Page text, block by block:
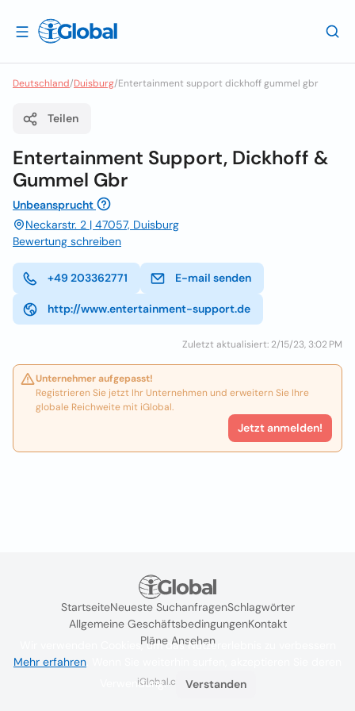
Deutschland/Duisburg/Entertainment support dickhoff gummel gbr
Teilen
Entertainment Support, Dickhoff &
Gummel Gbr
Unbeansprucht
Neckarstr. 2 | 47057, Duisburg
Bewertung schreiben
+49 203362771 E-mail senden
http://www.entertainment-support.de
Zuletzt aktualisiert: 2/15/23, 3:02 PM
Unternehmer aufgepasst!
Registrieren Sie jetzt Ihr Unternehmen und erweitern Sie Ihre
globale Reichweite mit iGlobal.
Jetzt anmelden!
StartseiteNeueste SuchanfragenSchlagwörter
Allgemeine GeschäftsbedingungenKontakt
Pläne Ansehen
iGlobal.co @ 2024
Wir verwenden Cookies, um das Nutzererlebnis zu verbessern
Mehr erfahren
Verwendung.
Verstanden